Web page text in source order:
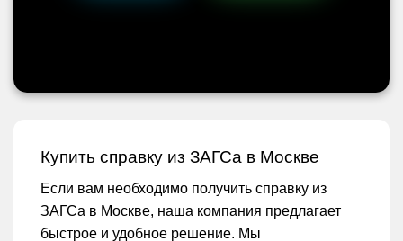
Купить справку из ЗАГСа в Москве
Если вам необходимо получить справку из
ЗАГСа в Москве, наша компания предлагает
быстрое и удобное решение. Мы